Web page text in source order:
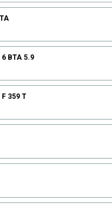
6 BTA 5.9
F 359 T